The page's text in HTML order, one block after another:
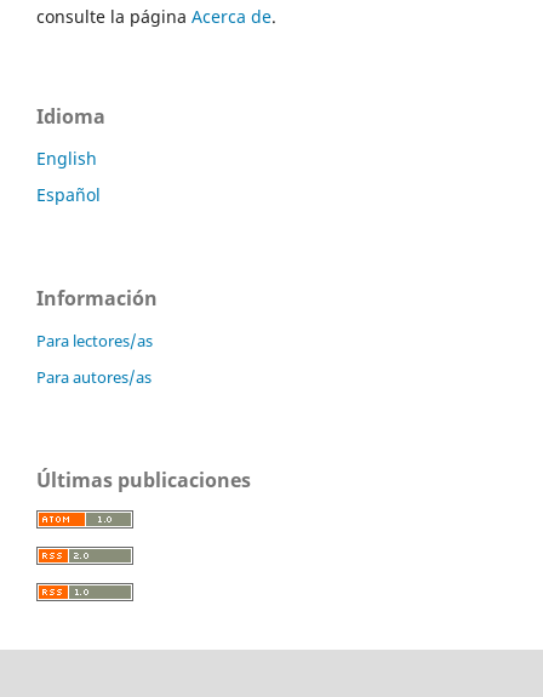
consulte la página Acerca de.
Idioma
English
Español
Información
Para lectores/as
Para autores/as
Últimas publicaciones